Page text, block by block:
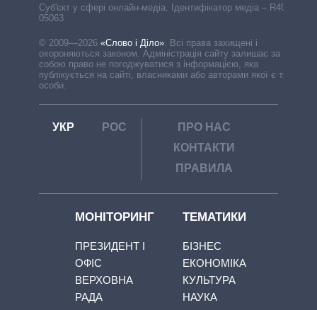
Cуб'єкт у сфері онлайн-медіа. Ідентифікатор медіа – R40-
05063
© 2009—2026 «Слово і Діло» Всі права захищені і
охороняються законом. Адміністрація сайту залишає за
собою право не погоджуватися з інформацією, яка
публікується на сайті, власниками або авторами якої є треті
особи.
УКР РОС
ПРО НАС
КОНТАКТИ
ПРАВИЛА
МОНІТОРИНГ
ПРЕЗИДЕНТ І
ОФІС
ВЕРХОВНА
РАДА
ТЕМАТИКИ
БІЗНЕС
ЕКОНОМІКА
КУЛЬТУРА
НАУКА